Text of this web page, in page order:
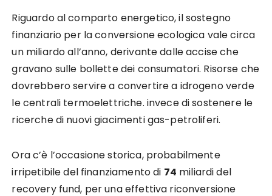
Riguardo al comparto energetico, il sostegno
finanziario per la conversione ecologica vale circa
un miliardo all’anno, derivante dalle accise che
gravano sulle bollette dei consumatori. Risorse che
dovrebbero servire a convertire a idrogeno verde
le centrali termoelettriche. invece di sostenere le
ricerche di nuovi giacimenti gas-petroliferi.
Ora c’è l’occasione storica, probabilmente
irripetibile del finanziamento di 74 miliardi del
recovery fund, per una effettiva riconversione